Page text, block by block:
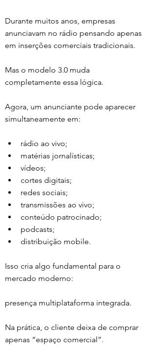
Durante muitos anos, empresas
anunciavam no rádio pensando apenas
em inserções comerciais tradicionais.
Mas o modelo 3.0 muda
completamente essa lógica.
Agora, um anunciante pode aparecer
simultaneamente em:
rádio ao vivo;
matérias jornalísticas;
vídeos;
cortes digitais;
redes sociais;
transmissões ao vivo;
conteúdo patrocinado;
podcasts;
distribuição mobile.
Isso cria algo fundamental para o
mercado moderno:
presença multiplataforma integrada.
Na prática, o cliente deixa de comprar
apenas “espaço comercial”.